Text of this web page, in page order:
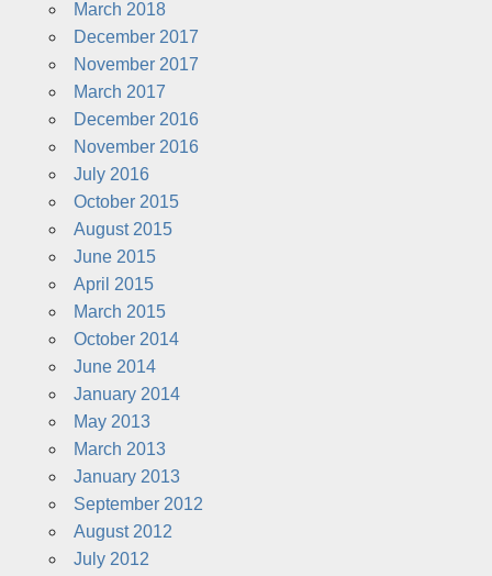
March 2018
December 2017
November 2017
March 2017
December 2016
November 2016
July 2016
October 2015
August 2015
June 2015
April 2015
March 2015
October 2014
June 2014
January 2014
May 2013
March 2013
January 2013
September 2012
August 2012
July 2012